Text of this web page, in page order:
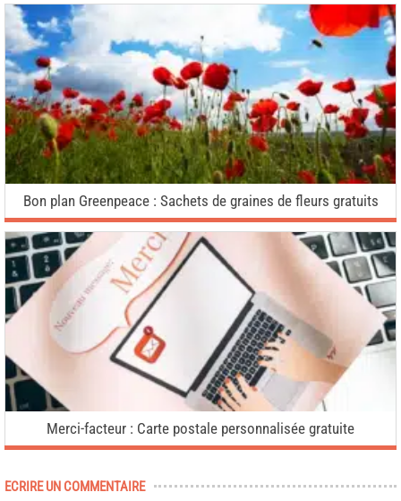
Bon plan Greenpeace : Sachets de graines de fleurs gratuits
Merci-facteur : Carte postale personnalisée gratuite
ECRIRE UN COMMENTAIRE